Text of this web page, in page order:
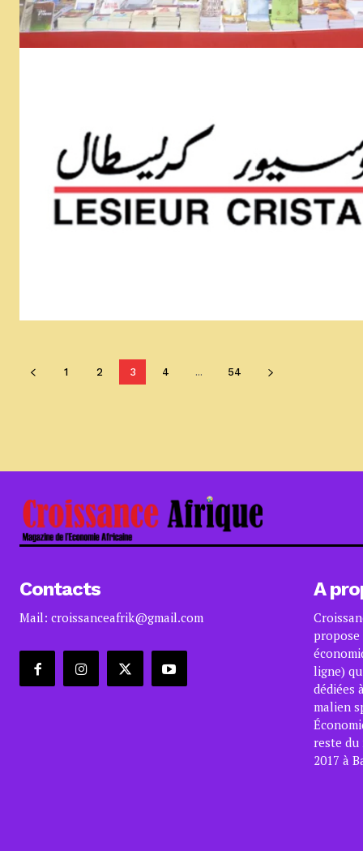
1 2 3 4 ... 54
Contacts
Mail: croissanceafrik@gmail.com
A
propose
ligne)
dédiées
malien
reste du
2017 à